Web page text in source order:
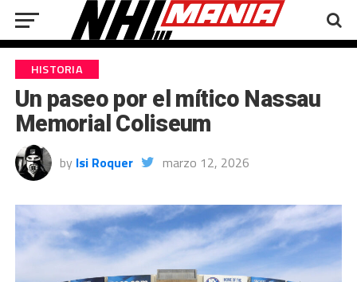
HISTORIA
Un paseo por el mítico Nassau
Memorial Coliseum
by Isi Roquer marzo 12, 2026